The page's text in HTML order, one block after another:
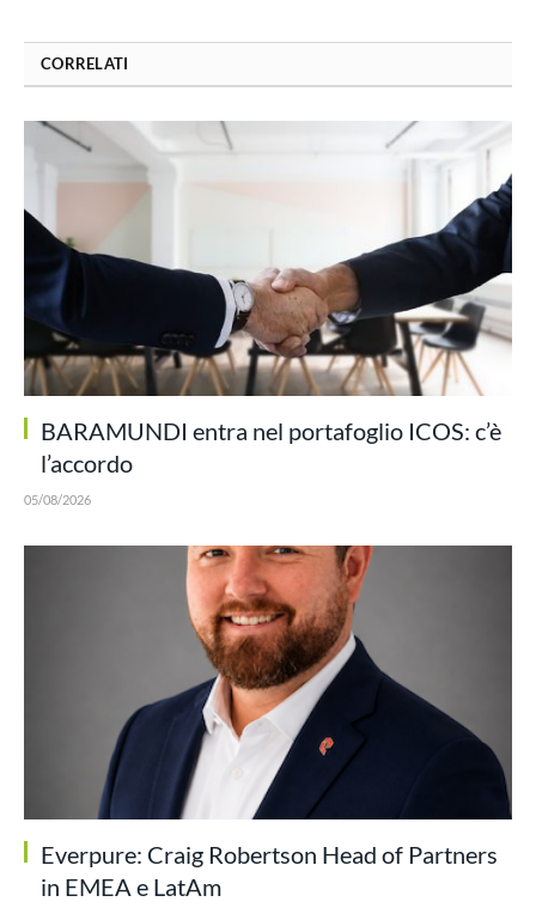
CORRELATI
BARAMUNDI entra nel portafoglio ICOS: c’è
l’accordo
05/08/2026
Everpure: Craig Robertson Head of Partners
in EMEA e LatAm